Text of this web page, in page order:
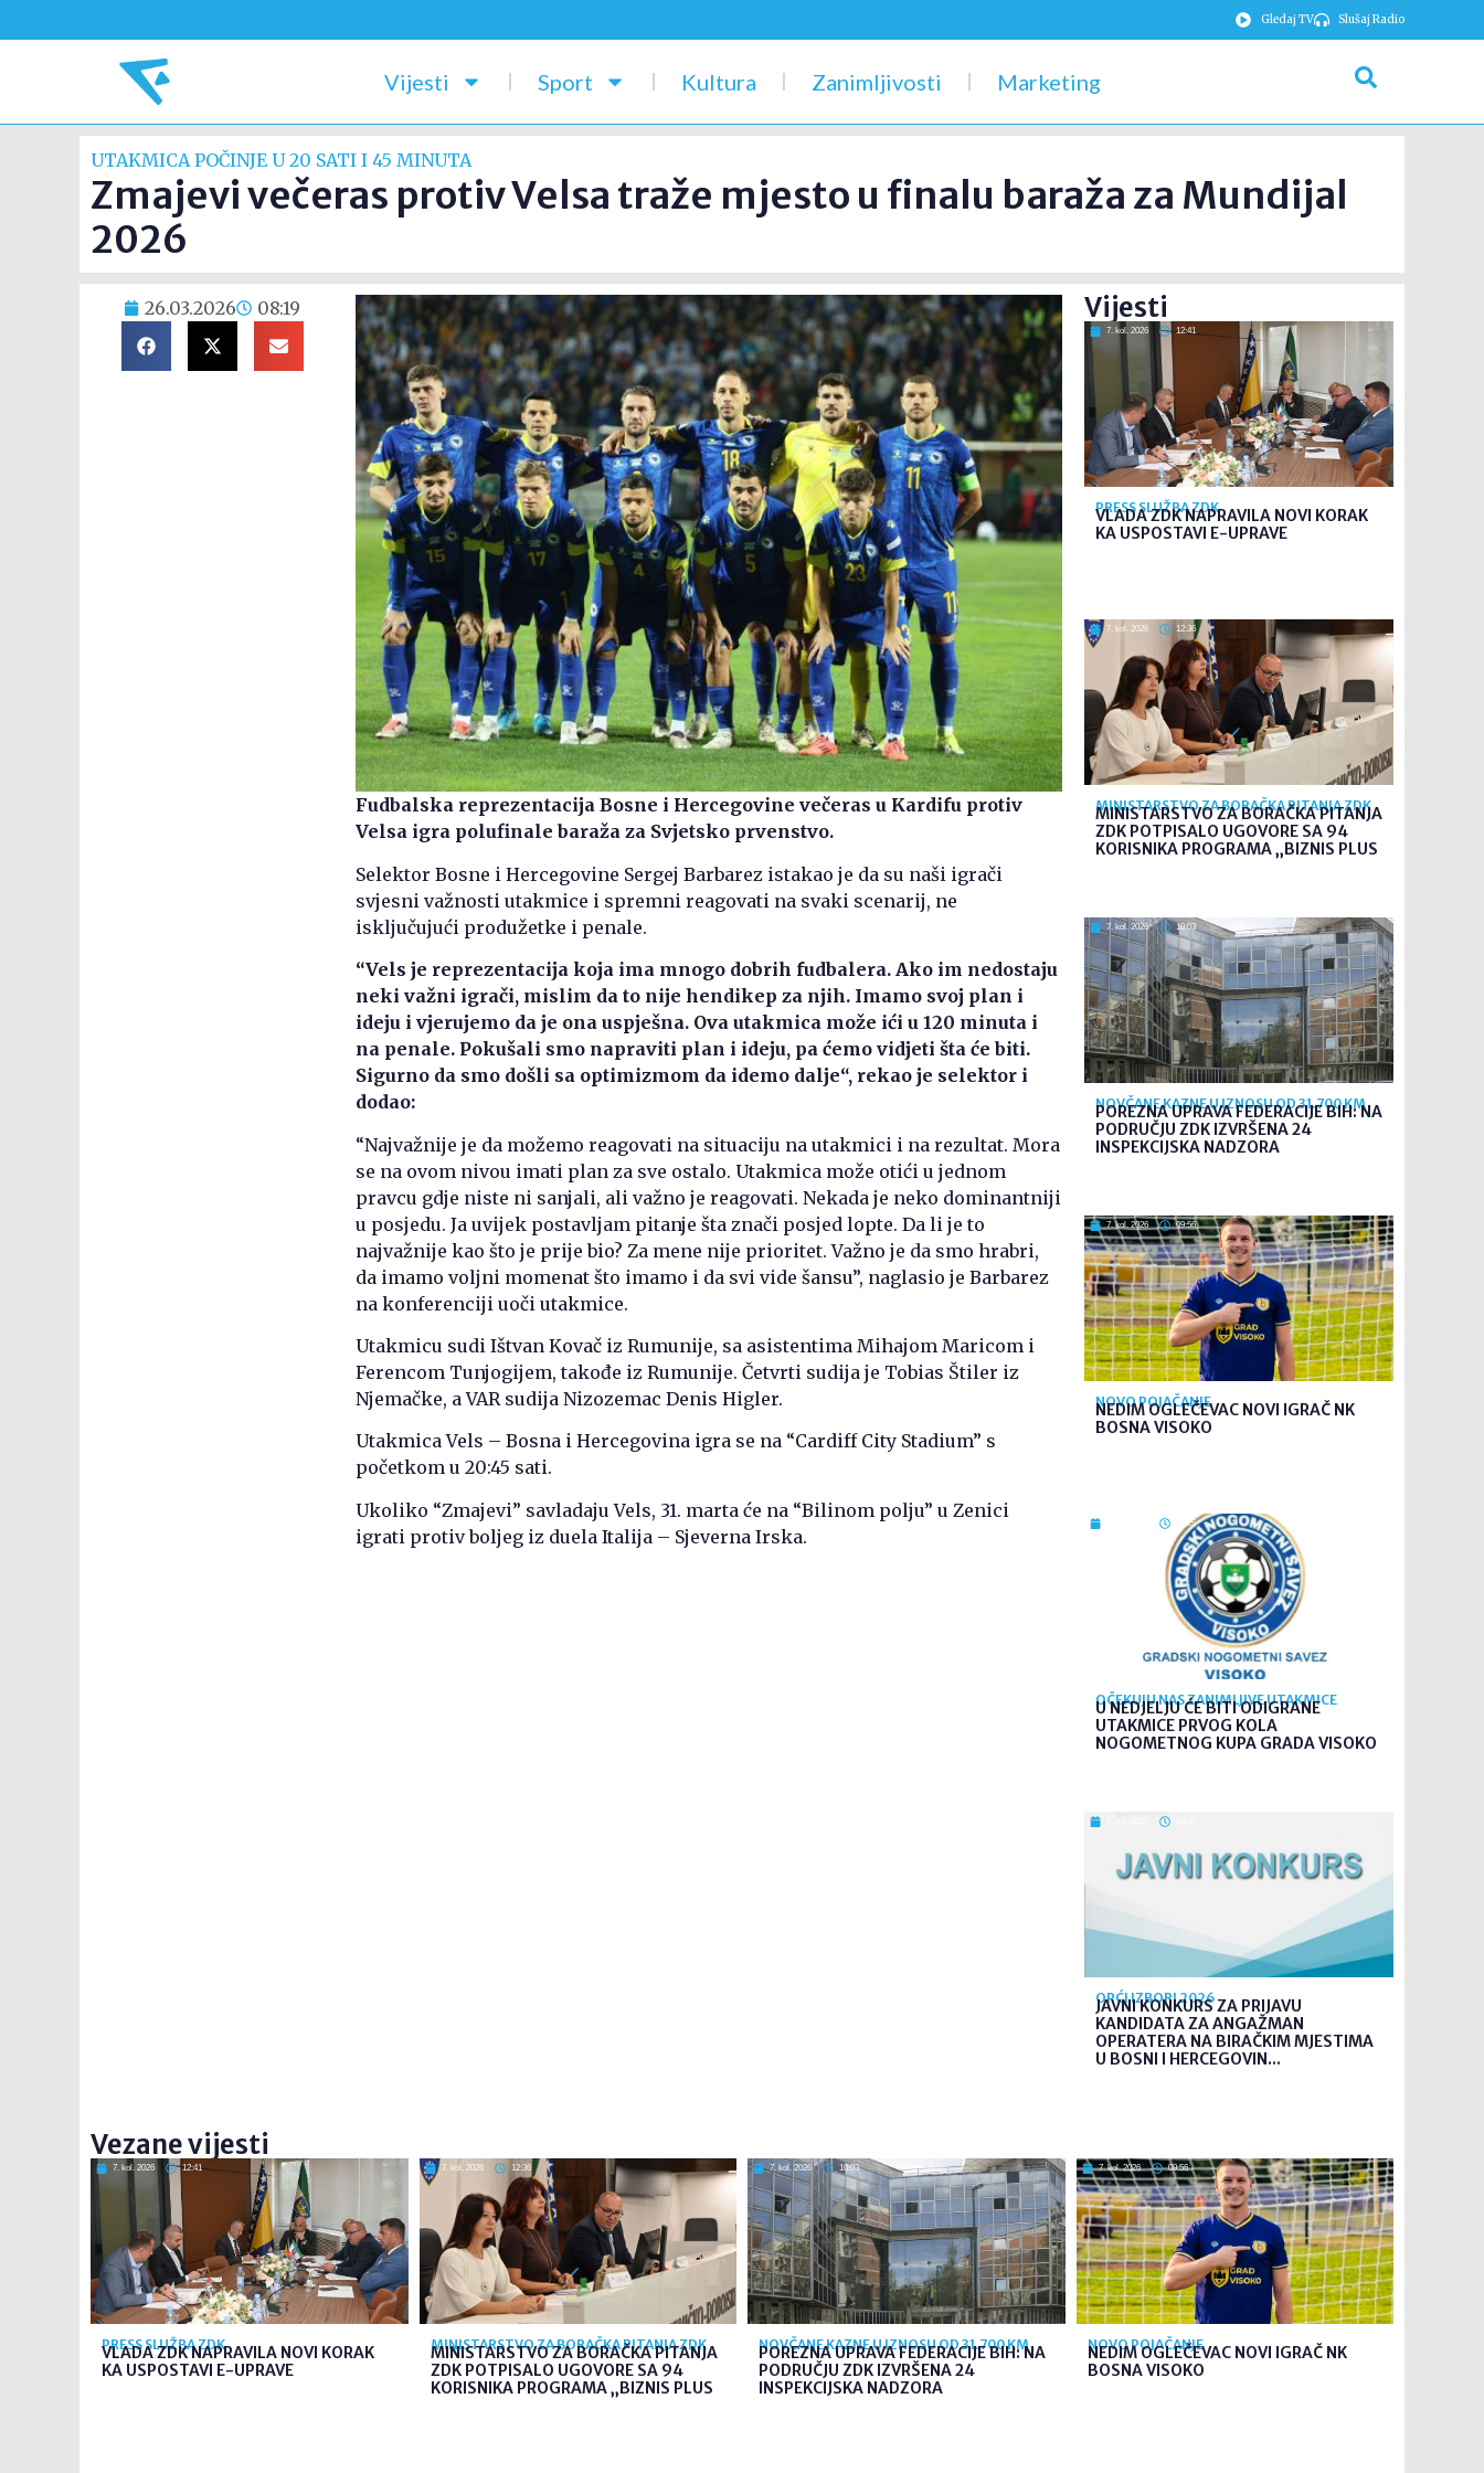
Gledaj TV Slušaj Radio
Vijesti Sport Kultura Zanimljivosti Marketing
UTAKMICA POČINJE U 20 SATI I 45 MINUTA
Zmajevi večeras protiv Velsa traže mjesto u finalu baraža za Mundijal
2026
26.03.2026 08:19
Fudbalska reprezentacija Bosne i Hercegovine večeras u Kardifu protiv
Velsa igra polufinale baraža za Svjetsko prvenstvo.
Selektor Bosne i Hercegovine Sergej Barbarez istakao je da su naši igrači
svjesni važnosti utakmice i spremni reagovati na svaki scenarij, ne
isključujući produžetke i penale.
“Vels je reprezentacija koja ima mnogo dobrih fudbalera. Ako im nedostaju
neki važni igrači, mislim da to nije hendikep za njih. Imamo svoj plan i
ideju i vjerujemo da je ona uspješna. Ova utakmica može ići u 120 minuta i
na penale. Pokušali smo napraviti plan i ideju, pa ćemo vidjeti šta će biti.
Sigurno da smo došli sa optimizmom da idemo dalje“, rekao je selektor i
dodao:
“Najvažnije je da možemo reagovati na situaciju na utakmici i na rezultat. Mora
se na ovom nivou imati plan za sve ostalo. Utakmica može otići u jednom
pravcu gdje niste ni sanjali, ali važno je reagovati. Nekada je neko dominantniji
u posjedu. Ja uvijek postavljam pitanje šta znači posjed lopte. Da li je to
najvažnije kao što je prije bio? Za mene nije prioritet. Važno je da smo hrabri,
da imamo voljni momenat što imamo i da svi vide šansu”, naglasio je Barbarez
na konferenciji uoči utakmice.
Utakmicu sudi Ištvan Kovač iz Rumunije, sa asistentima Mihajom Maricom i
Ferencom Tunjogijem, takođe iz Rumunije. Četvrti sudija je Tobias Štiler iz
Njemačke, a VAR sudija Nizozemac Denis Higler.
Utakmica Vels – Bosna i Hercegovina igra se na “Cardiff City Stadium” s
početkom u 20:45 sati.
Ukoliko “Zmajevi” savladaju Vels, 31. marta će na “Bilinom polju” u Zenici
igrati protiv boljeg iz duela Italija – Sjeverna Irska.
Vijesti
7. kol. 2026 12:41
PRESS SLUŽBA ZDK
VLADA ZDK NAPRAVILA NOVI KORAK
KA USPOSTAVI E-UPRAVE
7. kol. 2026 12:36
MINISTARSTVO ZA BORAČKA PITANJA ZDK
MINISTARSTVO ZA BORAČKA PITANJA
ZDK POTPISALO UGOVORE SA 94
KORISNIKA PROGRAMA „BIZNIS PLUS
7. kol. 2026 10:03
NOVČANE KAZNE U IZNOSU OD 31.700 KM
POREZNA UPRAVA FEDERACIJE BIH: NA
PODRUČJU ZDK IZVRŠENA 24
INSPEKCIJSKA NADZORA
7. kol. 2026 09:56
NOVO POJAČANJE
NEDIM OGLEČEVAC NOVI IGRAČ NK
BOSNA VISOKO
09:26
OČEKUJU NAS ZANIMLJIVE UTAKMICE
U NEDJELJU ĆE BITI ODIGRANE
UTAKMICE PRVOG KOLA
NOGOMETNOG KUPA GRADA VISOKO
OPĆI IZBORI 2026
JAVNI KONKURS ZA PRIJAVU
KANDIDATA ZA ANGAŽMAN
OPERATERA NA BIRAČKIM MJESTIMA
U BOSNI I HERCEGOVIN...
Vezane vijesti
7. kol. 2026 12:41
PRESS SLUŽBA ZDK
VLADA ZDK NAPRAVILA NOVI KORAK
KA USPOSTAVI E-UPRAVE
7. kol. 2026 12:36
MINISTARSTVO ZA BORAČKA PITANJA ZDK
MINISTARSTVO ZA BORAČKA PITANJA
ZDK POTPISALO UGOVORE SA 94
KORISNIKA PROGRAMA „BIZNIS PLUS
7. kol. 2026 10:03
NOVČANE KAZNE U IZNOSU OD 31.700 KM
POREZNA UPRAVA FEDERACIJE BIH: NA
PODRUČJU ZDK IZVRŠENA 24
INSPEKCIJSKA NADZORA
7. kol. 2026 09:56
NOVO POJAČANJE
NEDIM OGLEČEVAC NOVI IGRAČ NK
BOSNA VISOKO